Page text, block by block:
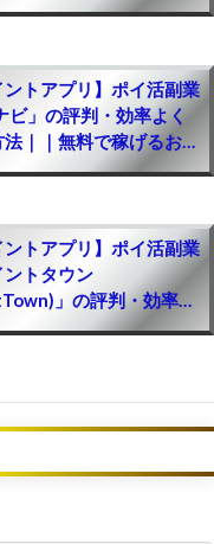
方【勝利の女神
イントアプリ一
率的に稼ぐ簡単
るPRサイト】
シャゲ一覧｜リ
め【PR】
チート級に集め
廃課金レベル！
ンスターハンタ
続報
子高生の見た目
ハザード9チー
ト・収入を増やすやり方
ントアプリ】ポイ活副業
ビ」の評判・効率よく
｜｜無料で稼げるおす
イト・収入を増やすやり
ントアプリ】ポイ活副業
ントタウン
」の評判・効率よ
方法｜｜無料で稼げるお